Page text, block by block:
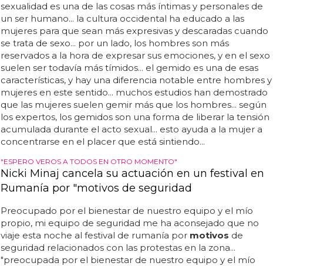
sexualidad es una de las cosas más íntimas y personales de
un ser humano... la cultura occidental ha educado a las
mujeres para que sean más expresivas y descaradas cuando
se trata de sexo... por un lado, los hombres son más
reservados a la hora de expresar sus emociones, y en el sexo
suelen ser todavía más tímidos... el gemido es una de esas
características, y hay una diferencia notable entre hombres y
mujeres en este sentido... muchos estudios han demostrado
que las mujeres suelen gemir más que los hombres... según
los expertos, los gemidos son una forma de liberar la tensión
acumulada durante el acto sexual... esto ayuda a la mujer a
concentrarse en el placer que está sintiendo...
"ESPERO VEROS A TODOS EN OTRO MOMENTO"
Nicki Minaj cancela su actuación en un festival en
Rumanía por "motivos de seguridad
Preocupado por el bienestar de nuestro equipo y el mío
propio, mi equipo de seguridad me ha aconsejado que no
viaje esta noche al festival de rumanía por motivos de
seguridad relacionados con las protestas en la zona...
"preocupada por el bienestar de nuestro equipo y el mío